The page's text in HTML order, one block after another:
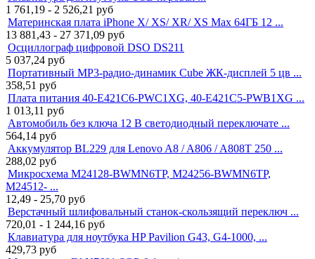
1 761,19 - 2 526,21 руб
Материнская плата iPhone X/ XS/ XR/ XS Max 64ГБ 12 ...
13 881,43 - 27 371,09 руб
Осциллограф цифровой DSO DS211
5 037,24 руб
Портативный MP3-радио-динамик Cube ЖК-дисплей 5 цв ...
358,51 руб
Плата питания 40-E421C6-PWC1XG, 40-E421C5-PWB1XG ...
1 013,11 руб
Автомобиль без ключа 12 В светодиодный переключате ...
564,14 руб
Аккумулятор BL229 для Lenovo A8 / A806 / A808T 250 ...
288,02 руб
Микросхема M24128-BWMN6TP, M24256-BWMN6TP,
M24512- ...
12,49 - 25,70 руб
Верстачный шлифовальный станок-cкользящий переключ ...
720,01 - 1 244,16 руб
Клавиатура для ноутбука HP Pavilion G43, G4-1000, ...
429,73 руб